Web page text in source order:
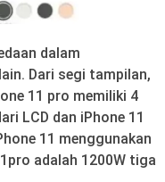
dalam
Dari segi tampilan,
11 pro memiliki 4
LCD dan iPhone 11
11 menggunakan
adalah 1200W tiga